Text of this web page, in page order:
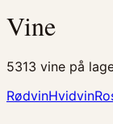
Vine
5313 vine på
RødvinHvidvin